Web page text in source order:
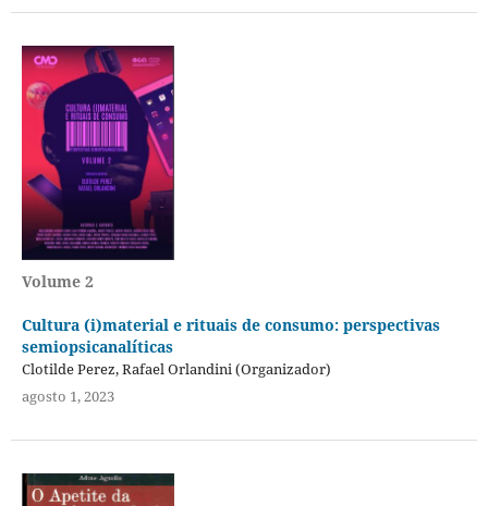
Volume 2
Cultura (i)material e rituais de consumo: perspectivas
semiopsicanalíticas
Clotilde Perez, Rafael Orlandini (Organizador)
agosto 1, 2023